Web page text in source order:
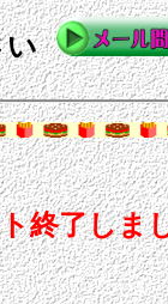
い
終了し